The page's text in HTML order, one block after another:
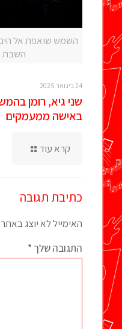
השמש שואפת אל
השבת
24 בינואר 2025
באישה ממעמקים
קרא עוד
כתיבת תגובה
האימייל לא יוצג באתר.
התגובה שלך *